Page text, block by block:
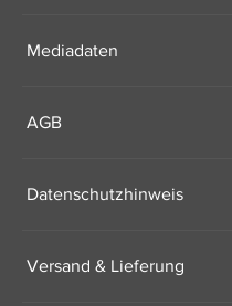
Mediadaten
AGB
Datenschutzhinweis
Versand & Lieferung